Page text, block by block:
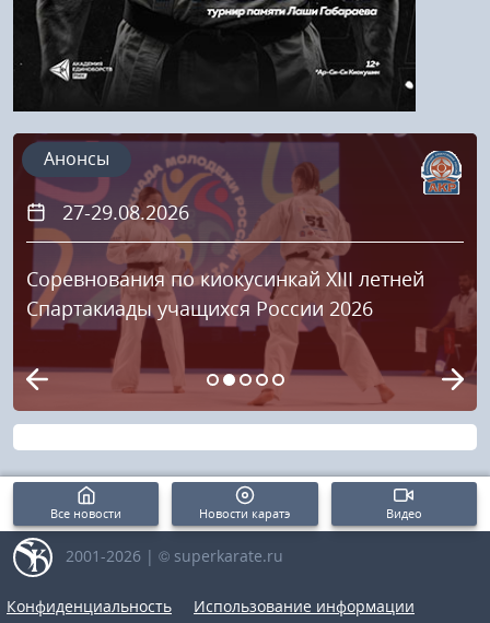
27-29.08.2026
Соревнования по киокусинкай XIII летней
Спартакиады учащихся России 2026
Анонсы
Все новости Новости каратэ Видео
2001-2026 | © superkarate.ru
Конфиденциальность Использование информации